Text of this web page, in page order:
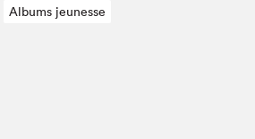
Albums jeunesse